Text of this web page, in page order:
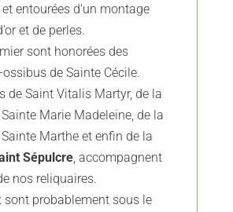
entourées d’un montage
et de perles.
sont honorées des
de Sainte Cécile.
de Saint Vitalis Martyr, de la
Marie Madeleine, de la
Marthe et enfin de la
Sépulcre, accompagnent
nos reliquaires.
sont probablement sous le